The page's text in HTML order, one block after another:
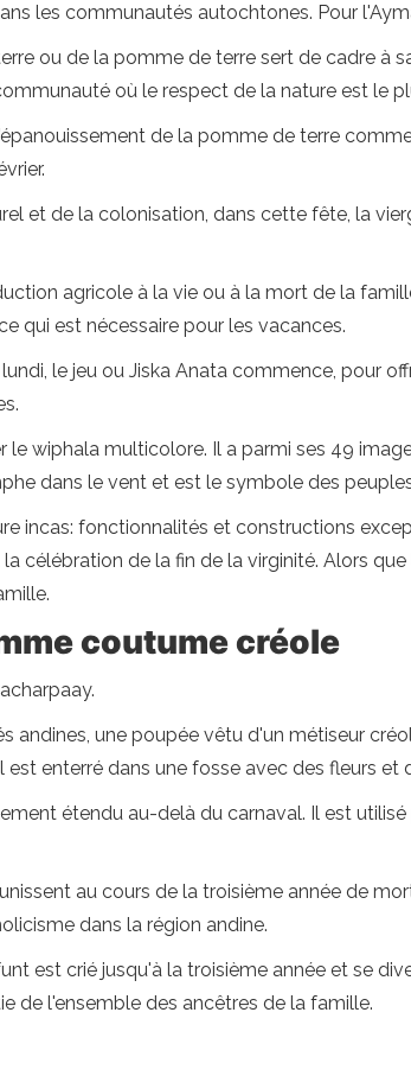
les communautés autochtones. Pour
ou de la pomme de terre sert de cadre à
où le respect de la nature est le
de la pomme de terre
et de la colonisation, dans cette fête, la
agricole à la vie ou à la mort de la
qui est nécessaire pour les vacances.
le jeu ou Jiska Anata commence, pour
le wiphala multicolore. Il a parmi ses 49
dans le vent et est le symbole des
incas: fonctionnalités et constructions
célébration de la fin de la virginité. Alors
coutume créole
andines, une poupée vêtu d'un métiseur
est enterré dans une fosse avec des fleurs
étendu au-delà du carnaval. Il est
au cours de la troisième année de
dans la région andine.
est crié jusqu'à la troisième année et se
de l'ensemble des ancêtres de la famille.